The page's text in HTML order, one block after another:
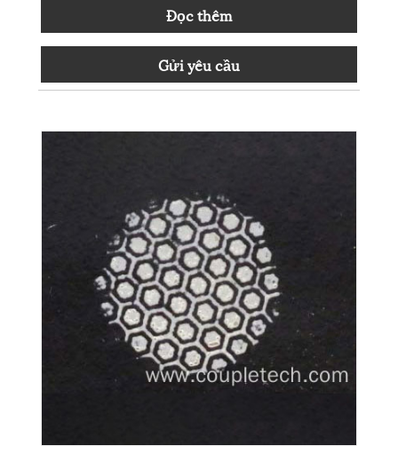
Đọc thêm
Gửi yêu cầu